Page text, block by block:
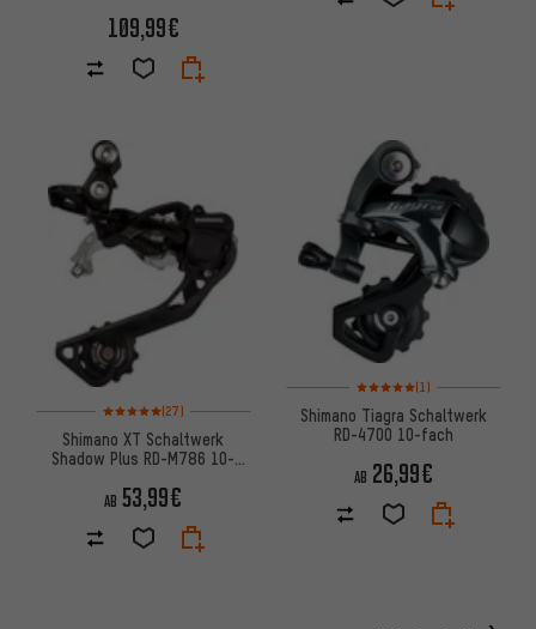
109,99€
Bewertungen: 5 von 5 basierend auf 27 Bewertungen
(27)
Shimano XT Schaltwerk
Shadow Plus RD-M786 10-
AB 53,99€
Bewertungen: 5 von 5
(1)
Shimano Tiagra Schaltwerk
RD-4700 10-fach
AB 26,99€